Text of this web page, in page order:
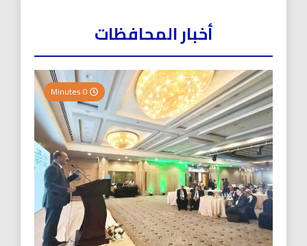
أخبار المحافظات